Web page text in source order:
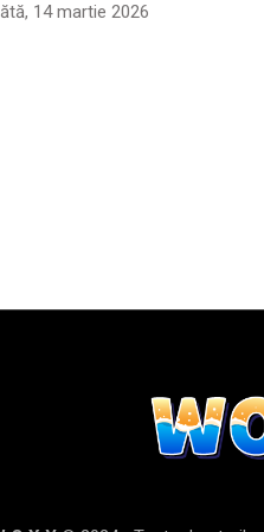
14 martie 2026